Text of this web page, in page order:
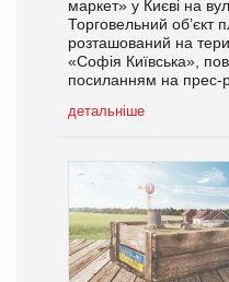
маркет» у Києві на
Торговельний об’єкт
розташований на
«Софія Київська»,
посиланням на прес-
детальніше